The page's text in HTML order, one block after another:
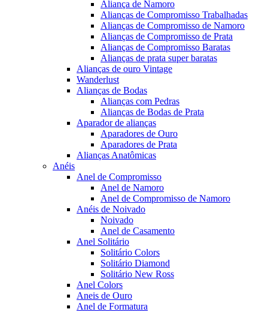
Aliança de Namoro
Alianças de Compromisso Trabalhadas
Alianças de Compromisso de Namoro
Alianças de Compromisso de Prata
Alianças de Compromisso Baratas
Alianças de prata super baratas
Alianças de ouro Vintage
Wanderlust
Alianças de Bodas
Alianças com Pedras
Alianças de Bodas de Prata
Aparador de alianças
Aparadores de Ouro
Aparadores de Prata
Alianças Anatômicas
Anéis
Anel de Compromisso
Anel de Namoro
Anel de Compromisso de Namoro
Anéis de Noivado
Noivado
Anel de Casamento
Anel Solitário
Solitário Colors
Solitário Diamond
Solitário New Ross
Anel Colors
Aneis de Ouro
Anel de Formatura